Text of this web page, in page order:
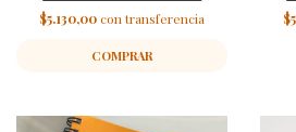
$5.130,00con transferencia
COMPRAR